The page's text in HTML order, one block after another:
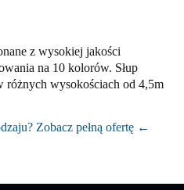
z wysokiej jakości
na 10 kolorów. Słup
różnych wysokościach od 4,5m
Zobacz pełną ofertę ←